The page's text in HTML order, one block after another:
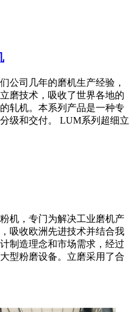
公司几年的磨机生产经验，
磨技术，吸收了世界各地的
轧机。本系列产品是一种专
级和交付。 LUM系列超细立
机，专门为解决工业磨机产
吸收欧洲先进技术并结合我
制造理念和市场需求，经过
型粉磨设备。立磨采用了合